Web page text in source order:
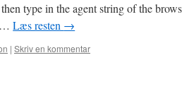
type in the agent string of the
…Læs resten →
| Skriv en kommentar